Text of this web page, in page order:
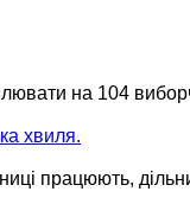
на 104
хвиля.
працюють,